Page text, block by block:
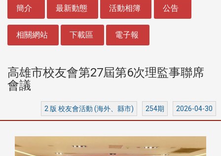
簡介 最新動態 活動相簿 公告
相關網站 下載區 電子報
高雄市校友會第27屆第6次理監事聯席
會議
2 版 校友會活動 (海外、縣市) 254期 2026-04-30